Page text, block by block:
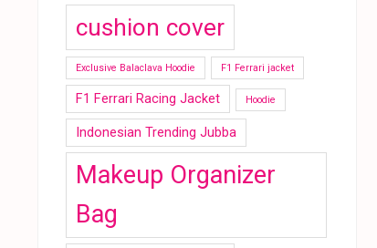
cushion cover
Exclusive Balaclava Hoodie F1 Ferrari jacket
F1 Ferrari Racing Jacket Hoodie
Indonesian Trending Jubba
Makeup Organizer
Bag